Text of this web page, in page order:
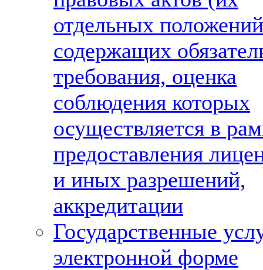
отдельных
содержащих
требования, оценка
соблюдения которых
осуществляется в
предоставления
и иных разрешений,
аккредитации
Государственные
электронной форме